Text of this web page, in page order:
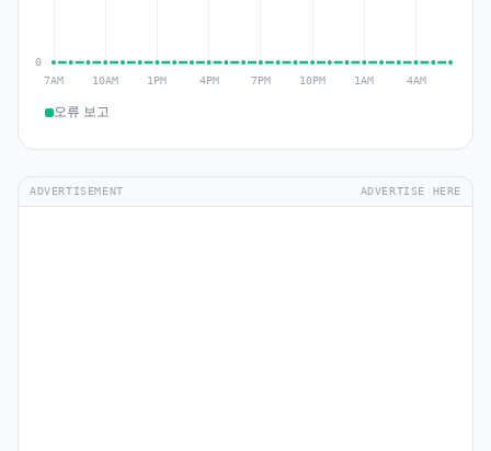
오류 보고
ADVERTISEMENT ADVERTISE HERE